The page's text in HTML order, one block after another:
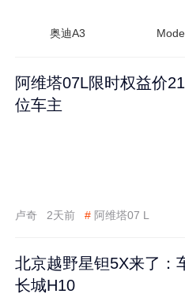
奥迪A3
阿维塔07L限时权益价
位车主
卢奇 2天前 # 阿维塔07 L
北京越野星钽5X来了：
长城H10